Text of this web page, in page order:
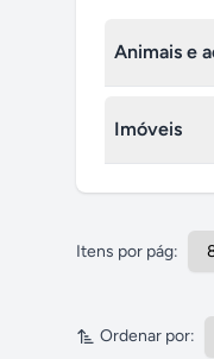
Animais e
Animais
Imóveis
Itens por pág:
Ordenar por: